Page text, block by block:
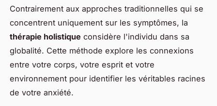
Contrairement aux approches traditionnelles qui se
concentrent uniquement sur les symptômes, la
thérapie holistique considère l'individu dans sa
globalité. Cette méthode explore les connexions
entre votre corps, votre esprit et votre
environnement pour identifier les véritables racines
de votre anxiété.